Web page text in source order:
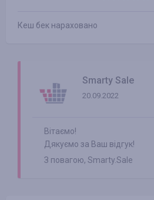
Кеш бек нараховано
Smarty Sale
20.09.2022
Вітаємо!
Дякуємо за Ваш відгук!
З повагою, Smarty.Sale